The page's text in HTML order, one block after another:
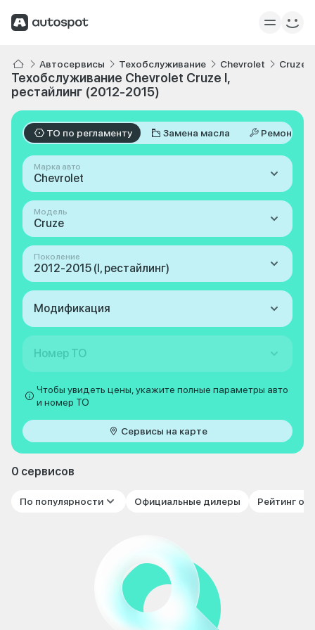
Автосервисы Техобслуживание Chevrolet Cruze
Техобслуживание Chevrolet Cruze I,
рестайлинг (2012-2015)
ТО по регламенту Замена масла Ремонт
Марка авто
Chevrolet
Модель
Cruze
Поколение
2012-2015 (I, рестайлинг)
Модификация
Номер ТО
Чтобы увидеть цены, укажите полные параметры авто
и номер ТО
Сервисы на карте
0 сервисов
По популярности Официальные дилеры Рейтинг